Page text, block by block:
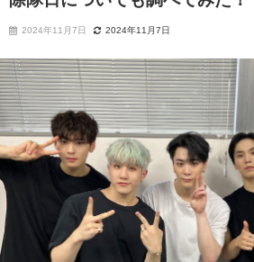
2024年11月7日 2024年11月7日